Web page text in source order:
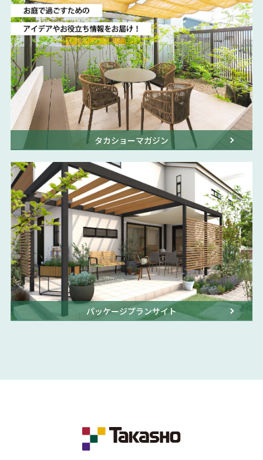
タカショーマガジン
パッケージプランサイト